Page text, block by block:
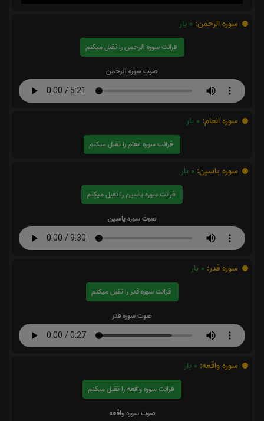
سوره الرحمن: 0 بار
قرائت سوره الرحمن را تقبل میکنم
صوت سوره الرحمن
سوره انعام: 0 بار
قرائت سوره انعام را تقبل میکنم
سوره یاسین: 0 بار
قرائت سوره یاسین را تقبل میکنم
صوت سوره یاسین
سوره قدر: 0 بار
قرائت سوره قدر را تقبل میکنم
صوت سوره قدر
سوره واقعه: 0 بار
قرائت سوره واقعه را تقبل میکنم
صوت سوره واقعه